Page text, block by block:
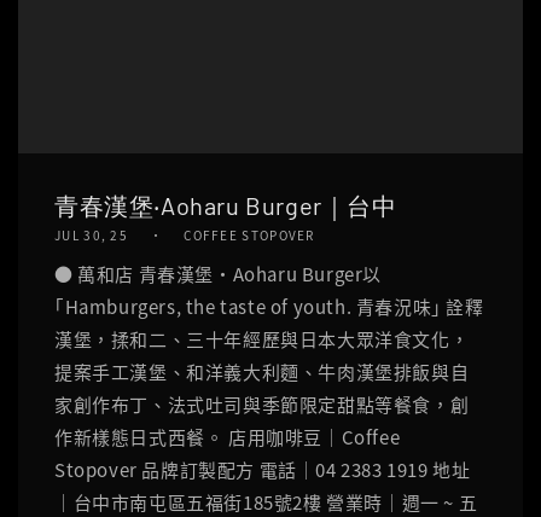
青春漢堡‧Aoharu Burger｜台中
JUL 30, 25 COFFEE STOPOVER
● 萬和店 青春漢堡‧Aoharu Burger以
｢Hamburgers, the taste of youth. 青春況味｣ 詮釋
漢堡，揉和二、三十年經歷與日本大眾洋食文化，
提案手工漢堡、和洋義大利麵、牛肉漢堡排飯與自
家創作布丁、法式吐司與季節限定甜點等餐食，創
作新樣態日式西餐。 店用咖啡豆｜Coffee
Stopover 品牌訂製配方 電話｜04 2383 1919 地址
｜台中市南屯區五福街185號2樓 營業時｜週一 ~ 五